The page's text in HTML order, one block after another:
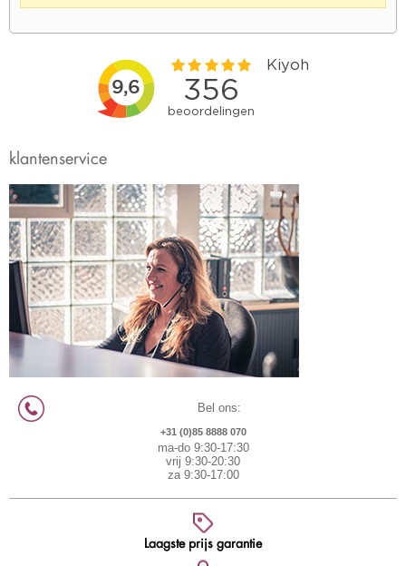
klantenservice
Bel ons:
+31 (0)85 8888 070
ma-do 9:30-17:30
vrij 9:30-20:30
za 9:30-17:00
Laagste prijs garantie